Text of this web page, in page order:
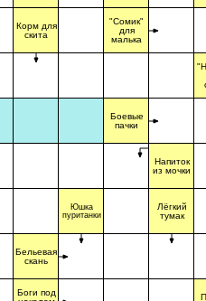
Корм для
скита
Бельевая
скань
Боги под
Юшка
пуританки
"Сомик"
для
малька
Боевые
пачки
Напиток
из мочки
Лёгкий
тумак